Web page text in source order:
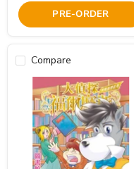
PRE-ORDER
Compare